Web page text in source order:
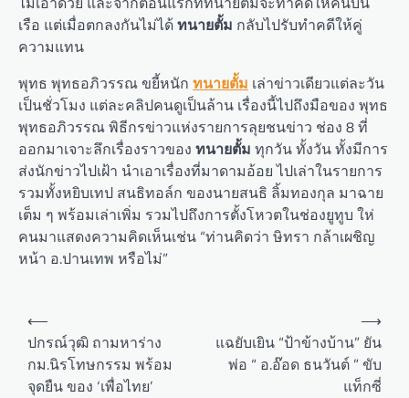
เรือ แต่เมื่อตกลงกันไม่ได้ทนายตั้ม กลับไปรับทำคดีให้คู่
ความแทน
พุทธ พุทธอภิวรรณ ขยี้หนัก ทนายตั้ม เล่าข่าวเดียวแต่ละวัน
เป็นชั่วโมง แต่ละคลิปคนดูเป็นล้าน เรื่องนี้ไปถึงมือของ พุทธ
พุทธอภิวรรณ พิธีกรข่าวแห่งรายการลุยชนข่าว ช่อง 8 ที่
ออกมาเจาะลึกเรื่องราวของ ทนายตั้ม ทุกวัน ทั้งวัน ทั้งมีการ
ส่งนักข่าวไปเฝ้า นำเอาเรื่องที่มาดามอ้อย ไปเล่าในรายการ
รวมทั้งหยิบเทป สนธิทอล์ก ของนายสนธิ ลิ้มทองกุล มาฉาย
เต็ม ๆ พร้อมเล่าเพิ่ม รวมไปถึงการตั้งโหวตในช่องยูทูบ ให่
คนมาแสดงความคิดเห็นเช่น “ท่านคิดว่า ษิทรา กล้าเผชิญ
หน้า อ.ปานเทพ หรือไม่”
Post
navigation
⟵
ปกรณ์วุฒิ ถามหาร่าง
กม.นิรโทษกรรม พร้อม
จุดยืน ของ ‘เพื่อไทย’
แฉยับเยิน “ป้าข้างบ้าน” ยัน
พ่อ “ อ.อ๊อด ธนวันต์ ” ขับ
แท็กซี่
⟶